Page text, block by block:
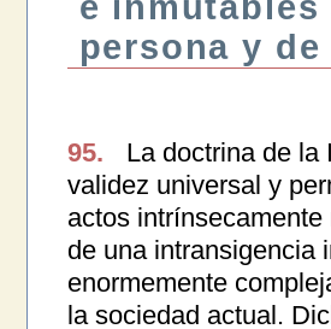
persona y
95.
La doctrina de la
validez universal y
actos
de una intransigencia
enormemente
la sociedad actual.